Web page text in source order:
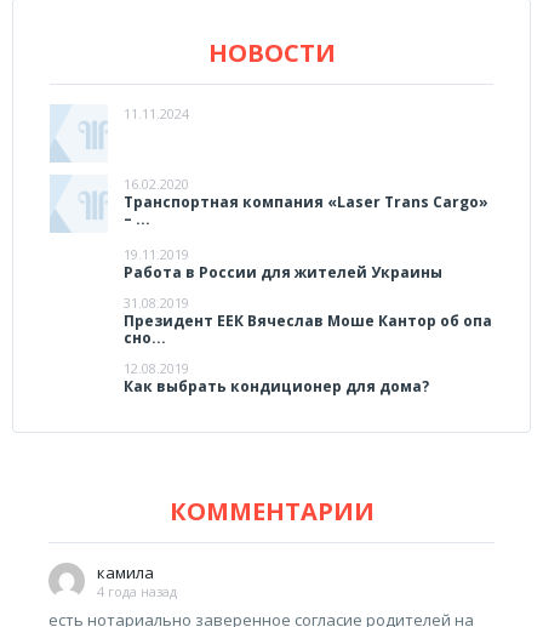
НОВОСТИ
11.11.2024
16.02.2020
Транспортная компания «Laser Trans Cargo»
– ...
19.11.2019
Работа в России для жителей Украины
31.08.2019
Президент ЕЕК Вячеслав Моше Кантор об опа
сно...
12.08.2019
Как выбрать кондиционер для дома?
КОММЕНТАРИИ
камила
4 года назад
есть нотариально заверенное согласие родителей на